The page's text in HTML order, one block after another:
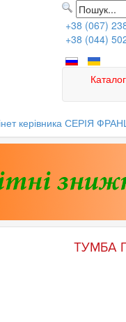
+38 (067)
+38 (044)
Каталог
керівника СЕРІЯ
ТУМБА